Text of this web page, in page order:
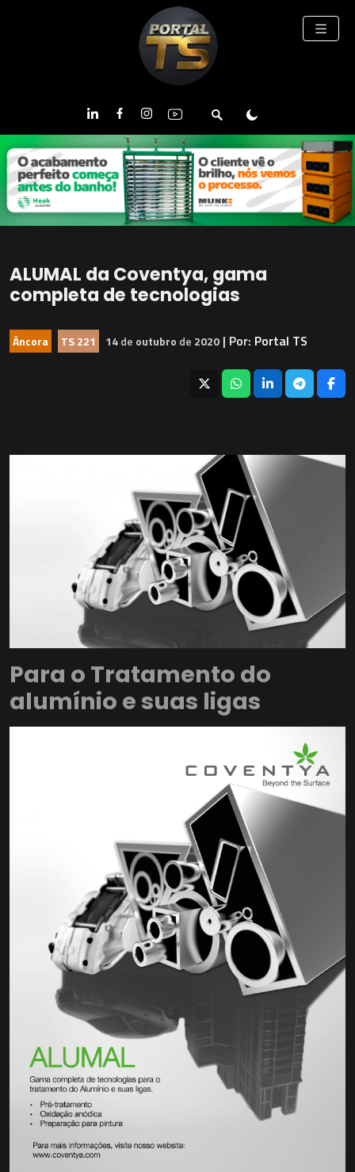
ALUMAL da Coventya, gama
completa de tecnologias
Âncora TS 221 14de outubro de 2020 | Por: Portal TS
Para o Tratamento do
alumínio e suas ligas